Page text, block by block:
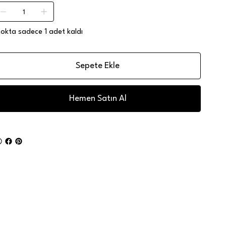
sadece 1 adet kaldı
Sepete Ekle
Hemen Satın Al